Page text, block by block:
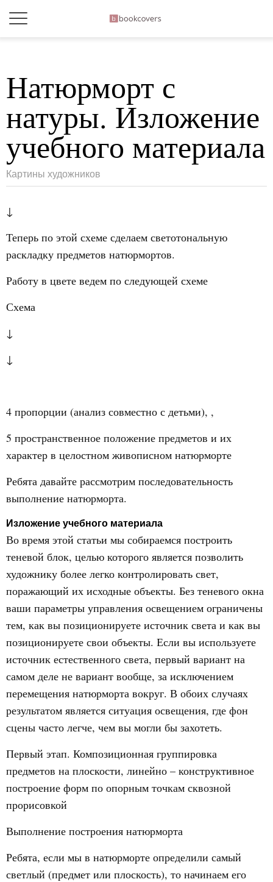
Натюрморт с
натуры. Изложение
учебного материала
Картины художников
↓
Теперь по этой схеме сделаем светотональную
раскладку предметов натюрмортов.
Работу в цвете ведем по следующей схеме
Схема
↓
↓
4 пропорции (анализ совместно с детьми), ,
5 пространственное положение предметов и их
характер в целостном живописном натюрморте
Ребята давайте рассмотрим последовательность
выполнение натюрморта.
Изложение учебного материала
Во время этой статьи мы собираемся построить
теневой блок, целью которого является позволить
художнику более легко контролировать свет,
поражающий их исходные объекты. Без теневого окна
ваши параметры управления освещением ограничены
тем, как вы позиционируете источник света и как вы
позиционируете свои объекты. Если вы используете
источник естественного света, первый вариант на
самом деле не вариант вообще, за исключением
перемещения натюрморта вокруг. В обоих случаях
результатом является ситуация освещения, где фон
сцены часто легче, чем вы могли бы захотеть.
Первый этап. Композиционная группировка
предметов на плоскости, линейно – конструктивное
построение форм по опорным точкам сквозной
прорисовкой
Выполнение построения натюрморта
Ребята, если мы в натюрморте определили самый
светлый (предмет или плоскость), то начинаем его